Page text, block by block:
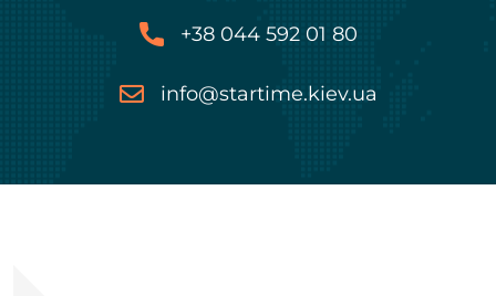
+38 044 592 01 80
info@startime.kiev.ua